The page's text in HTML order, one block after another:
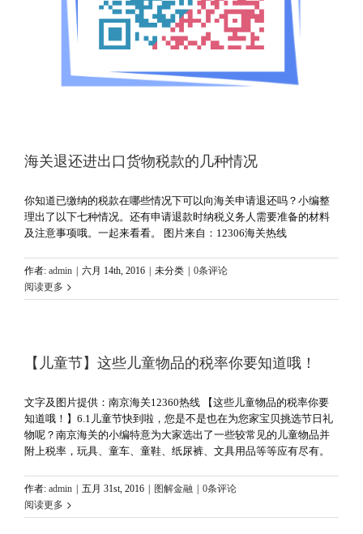
海关退还进出口货物税款的几种情况
你知道已缴纳的税款在哪些情况下可以向海关申请退还吗？小编整
理出了以下七种情况。还有申请退款时纳税义务人需要准备的材料
及注意事项哦。一起来看看。 图片来自：12306海关热线
作者: admin 六月 14th, 2016 未分类
0条评论
阅读更多
【儿童节】这些儿童物品的税率你要知道哦！
文字及图片提供：南京海关12360热线 【这些儿童物品的税率你要
知道哦！】6.1儿童节快到啦，您是不是也在为您家宝贝挑选节日礼
物呢？南京海关的小编特意为大家选出了一些较常见的儿童物品并
附上税率，玩具、童车、童鞋、纸尿裤、文具用品等等应有尽有。
作者: admin 五月 31st, 2016 图解金融
0条评论
阅读更多